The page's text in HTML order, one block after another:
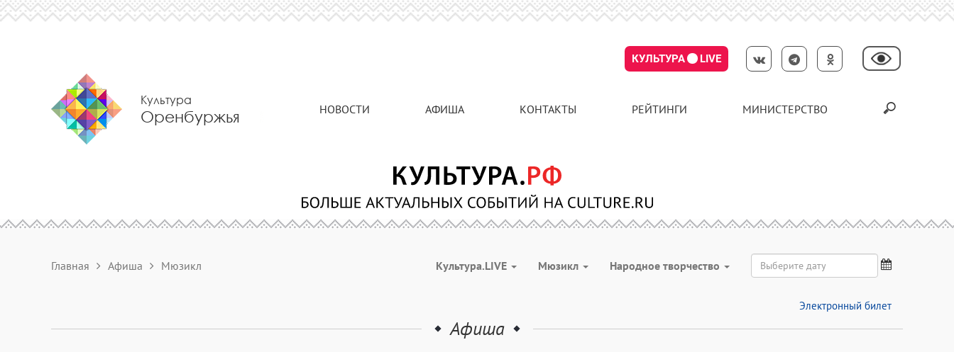
КУЛЬТУРА LIVE
Культура
Оренбуржья НОВОСТИ АФИША КОНТАКТЫ РЕЙТИНГИ МИНИСТЕРСТВО
Главная Афиша Мюзикл Культура.LIVE Мюзикл Народное творчество
Электронный билет
Афиша